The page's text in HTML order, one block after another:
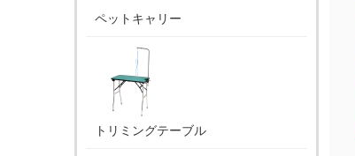
ペットキャリー
トリミングテーブル